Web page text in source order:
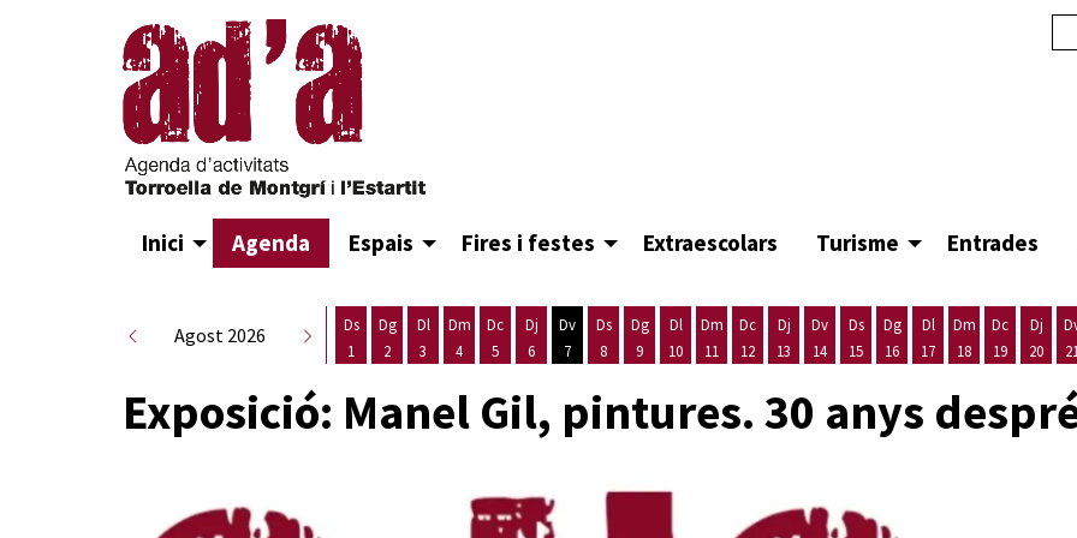
Inici Agenda Espais Fires i festes Extraescolars Turisme Entrades
Agost 2026
Ds
1
Dg
2
Dl
3
Dm
4
Dc
5
Dj
6
Dv
7
Ds
8
Dg
9
Dl
10
Dm
11
Dc
12
Dj
13
Dv
14
Ds
15
Dg
16
Dl
17
Dm
18
Dc
19
Dj
20
Exposició: Manel Gil, pintures. 30 anys